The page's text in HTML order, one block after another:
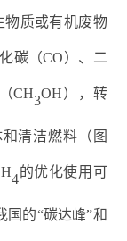
物质或有机废物
碳（CO）、二
CH3OH），转
清洁燃料 （ 图
4的优化使用可
国的“碳达峰”和